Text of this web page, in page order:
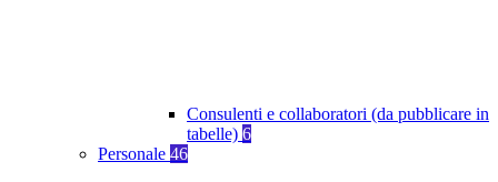
Consulenti e collaboratori (da pubblicare in
tabelle) 6
Personale 46